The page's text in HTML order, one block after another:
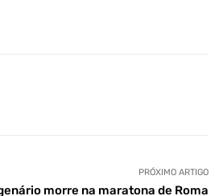
PRÓXIMO ARTIGO
morre na maratona de Roma